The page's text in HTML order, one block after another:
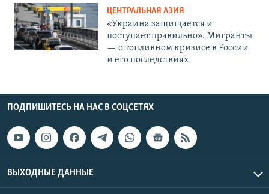
ЦЕНТРАЛЬНАЯ АЗИЯ
«Украина защищается и
поступает правильно». Мигранты
— о топливном кризисе в России
и его последствиях
ПОДПИШИТЕСЬ НА НАС В СОЦСЕТЯХ
ВЫХОДНЫЕ ДАННЫЕ